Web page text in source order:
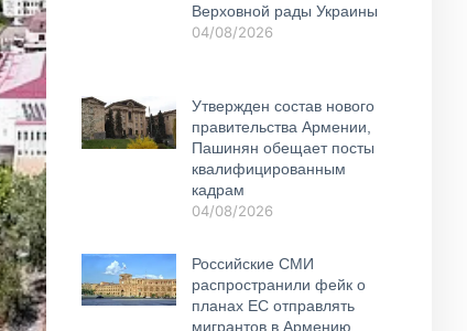
Верховной рады Украины
04/08/2026
Утвержден состав нового
правительства Армении,
Пашинян обещает посты
квалифицированным
кадрам
04/08/2026
Российские СМИ
распространили фейк о
планах ЕС отправлять
мигрантов в Армению